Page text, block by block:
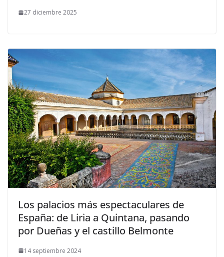
27 diciembre 2025
​Los palacios más espectaculares de
España: de Liria a Quintana, pasando
por Dueñas y el castillo Belmonte
14 septiembre 2024